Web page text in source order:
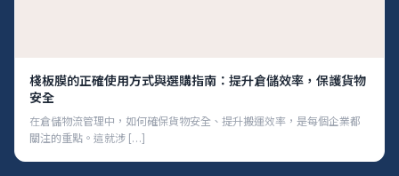
棧板膜的正確使用方式與選購指南：提升倉儲效率，保護貨物
安全
在倉儲物流管理中，如何確保貨物安全、提升搬運效率，是每個企業都
關注的重點。這就涉 […]